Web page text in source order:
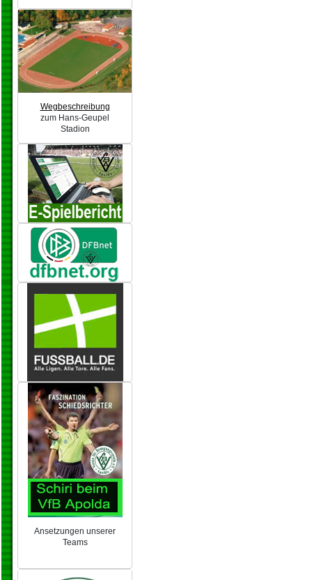
Wegbeschreibung
zum Hans-Geupel
Stadion
Ansetzungen unserer
Teams